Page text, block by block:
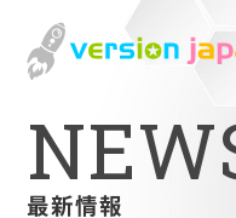
NEW
最新情報